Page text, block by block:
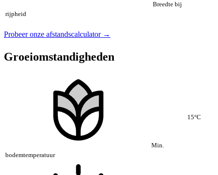
Breedte bij
rijpheid
Probeer onze afstandscalculator →
Groeiomstandigheden
Min.
bodemtemperatuur
15°C